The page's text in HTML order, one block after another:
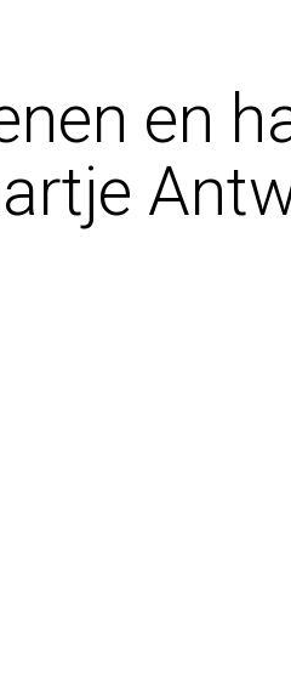
en